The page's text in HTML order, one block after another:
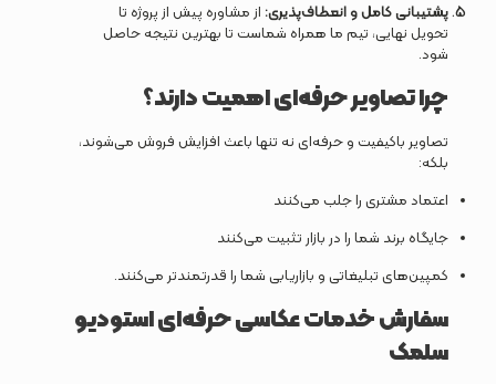
پشتیبانی کامل و انعطاف‌پذیری: از مشاوره پیش از پروژه تا
تحویل نهایی، تیم ما همراه شماست تا بهترین نتیجه حاصل
شود.
چرا تصاویر حرفه‌ای اهمیت دارند؟
تصاویر باکیفیت و حرفه‌ای نه تنها باعث افزایش فروش می‌شوند،
بلکه:
اعتماد مشتری را جلب می‌کنند
جایگاه برند شما را در بازار تثبیت می‌کنند
کمپین‌های تبلیغاتی و بازاریابی شما را قدرتمندتر می‌کنند.
سفارش خدمات عکاسی حرفه‌ای استودیو
سلمک